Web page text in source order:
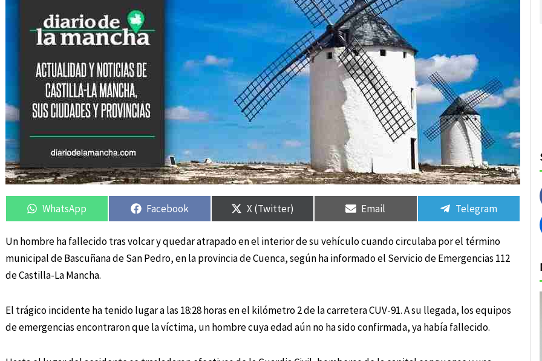
Compartir
en
WhatsApp
Compartir
en
Facebook
Compartir
en
X (Twitter)
Compartir
en
Email
Compartir
en
Telegram
Un hombre ha fallecido tras volcar y quedar atrapado en el interior de su vehículo cuando circulaba por el término
municipal de Bascuñana de San Pedro, en la provincia de Cuenca, según ha informado el Servicio de Emergencias 112
de Castilla-La Mancha.
El trágico incidente ha tenido lugar a las 18:28 horas en el kilómetro 2 de la carretera CUV-91. A su llegada, los equipos
de emergencias encontraron que la víctima, un hombre cuya edad aún no ha sido confirmada, ya había fallecido.
Compartir
en
Compartir
en
Compartir
en
Compartir
en
Compartir
en